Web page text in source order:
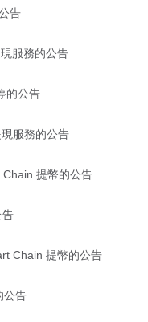
告
服務的公告
的公告
服務的公告
提幣的公告
告
Chain 提幣的公告
公告